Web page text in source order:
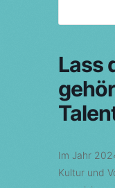
Lass
Im Jahr
Kultur und